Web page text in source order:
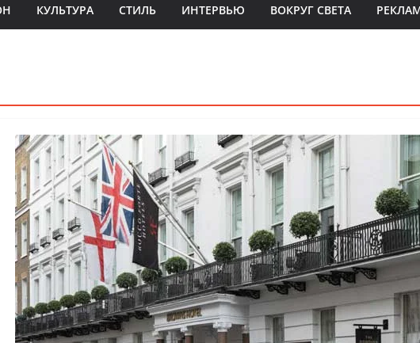
КУЛЬТУРА СТИЛЬ ИНТЕРВЬЮ ВОКРУГ СВЕТА